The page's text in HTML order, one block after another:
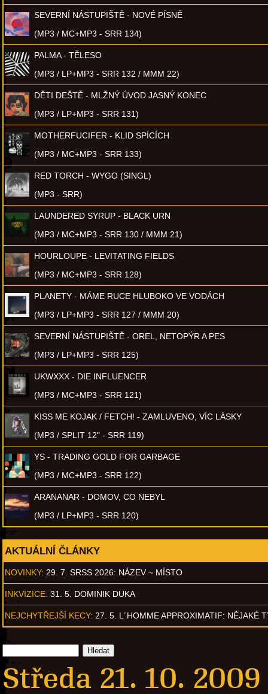
SEVERNÍ NÁSTUPIŠTĚ - NOVÉ PÍSNĚ
(MP3 / MC+MP3 - SRR 134)
PALMA - TĚLESO
(MP3 / LP+MP3 - SRR 132 / MMM 22)
DĚTI DEŠTĚ - MLŽNÝ ÚVOD JASNÝ KONEC
(MP3 / LP+MP3 - SRR 131)
MOTHERFUCIFER - KLID SPÍCÍCH
(MP3 / MC+MP3 - SRR 133)
RED TORCH - WYGO (SINGL)
(MP3 - SRR)
LAUNDERED SYRUP - BLACK URN
(MP3 / MC+MP3 - SRR 130 / MMM 21)
HOURLOUPE - LEVITATING FIELDS
(MP3 / MC+MP3 - SRR 128)
PLANETY - MÁME RUCE HLUBOKO VE VODÁCH
(MP3 / LP+MP3 - SRR 127 / MMM 20)
SEVERNÍ NÁSTUPIŠTĚ - OREL, NETOPÝR A PES
(MP3 / LP+MP3 - SRR 125)
UKWXXX - DIE INFLUENCER
(MP3 / MC+MP3 - SRR 121)
KISS ME KOJAK / FETCH! - ZAMLUVENO, VÍC LÁSKY
(MP3 / SPLIT 12" - SRR 119)
YS - TRADING GOLD FOR GARBAGE
(MP3 / MC+MP3 - SRR 122)
ARANANAR - DOMOV, CO NEBYL
(MP3 / LP+MP3 - SRR 120)
AKTUÁLNÍ ČLÁNKY
NOVINKY: 29. 7. SRSS 2026: NÁZEV ~ MÍSTO
INKVIZICE: 31. 5. DOMINIK DUKA
NEJCHYTŘEJŠÍ KECY: 27. 5. L´HOMME APPROXIMATIF: NĚJAKÉ
Středa 21. 10.